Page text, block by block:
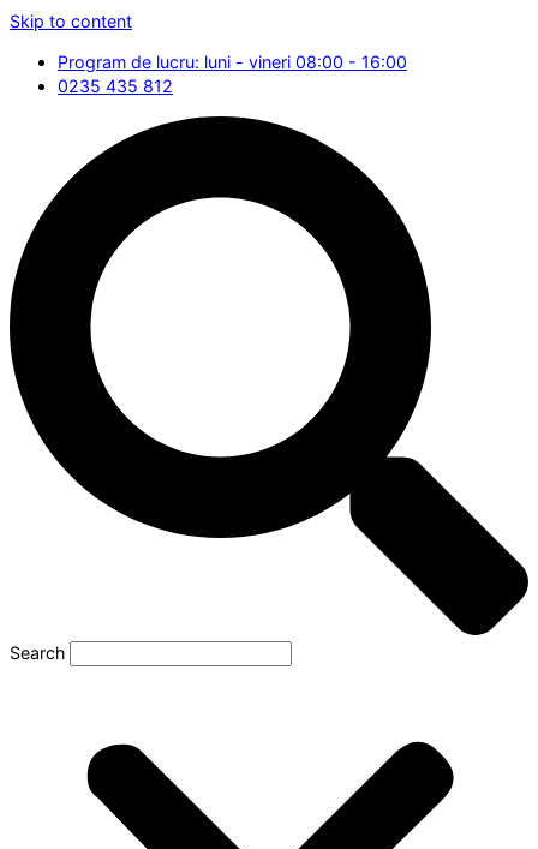
Skip to content
Program de lucru: luni - vineri 08:00 - 16:00
0235 435 812
Search